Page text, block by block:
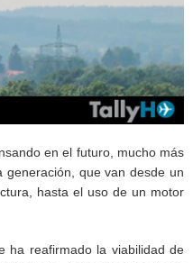
en el futuro, mucho más
generación, que van desde un
hasta el uso de un motor
ha reafirmado la viabilidad de